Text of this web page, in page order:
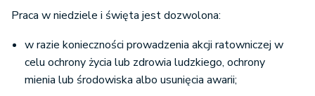
Praca w niedziele i święta jest dozwolona:
w razie konieczności prowadzenia akcji ratowniczej w
celu ochrony życia lub zdrowia ludzkiego, ochrony
mienia lub środowiska albo usunięcia awarii;